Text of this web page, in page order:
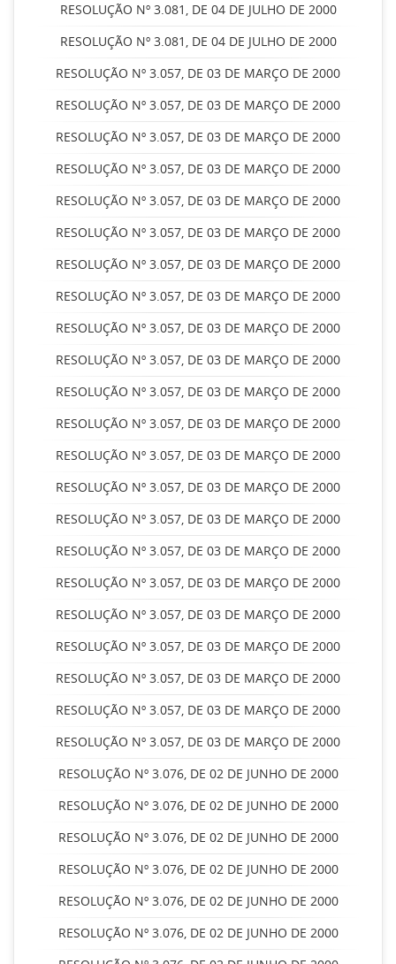
RESOLUÇÃO Nº 3.081, DE 04 DE JULHO DE 2000
RESOLUÇÃO Nº 3.081, DE 04 DE JULHO DE 2000
RESOLUÇÃO Nº 3.057, DE 03 DE MARÇO DE 2000
RESOLUÇÃO Nº 3.057, DE 03 DE MARÇO DE 2000
RESOLUÇÃO Nº 3.057, DE 03 DE MARÇO DE 2000
RESOLUÇÃO Nº 3.057, DE 03 DE MARÇO DE 2000
RESOLUÇÃO Nº 3.057, DE 03 DE MARÇO DE 2000
RESOLUÇÃO Nº 3.057, DE 03 DE MARÇO DE 2000
RESOLUÇÃO Nº 3.057, DE 03 DE MARÇO DE 2000
RESOLUÇÃO Nº 3.057, DE 03 DE MARÇO DE 2000
RESOLUÇÃO Nº 3.057, DE 03 DE MARÇO DE 2000
RESOLUÇÃO Nº 3.057, DE 03 DE MARÇO DE 2000
RESOLUÇÃO Nº 3.057, DE 03 DE MARÇO DE 2000
RESOLUÇÃO Nº 3.057, DE 03 DE MARÇO DE 2000
RESOLUÇÃO Nº 3.057, DE 03 DE MARÇO DE 2000
RESOLUÇÃO Nº 3.057, DE 03 DE MARÇO DE 2000
RESOLUÇÃO Nº 3.057, DE 03 DE MARÇO DE 2000
RESOLUÇÃO Nº 3.057, DE 03 DE MARÇO DE 2000
RESOLUÇÃO Nº 3.057, DE 03 DE MARÇO DE 2000
RESOLUÇÃO Nº 3.057, DE 03 DE MARÇO DE 2000
RESOLUÇÃO Nº 3.057, DE 03 DE MARÇO DE 2000
RESOLUÇÃO Nº 3.057, DE 03 DE MARÇO DE 2000
RESOLUÇÃO Nº 3.057, DE 03 DE MARÇO DE 2000
RESOLUÇÃO Nº 3.057, DE 03 DE MARÇO DE 2000
RESOLUÇÃO Nº 3.076, DE 02 DE JUNHO DE 2000
RESOLUÇÃO Nº 3.076, DE 02 DE JUNHO DE 2000
RESOLUÇÃO Nº 3.076, DE 02 DE JUNHO DE 2000
RESOLUÇÃO Nº 3.076, DE 02 DE JUNHO DE 2000
RESOLUÇÃO Nº 3.076, DE 02 DE JUNHO DE 2000
RESOLUÇÃO Nº 3.076, DE 02 DE JUNHO DE 2000